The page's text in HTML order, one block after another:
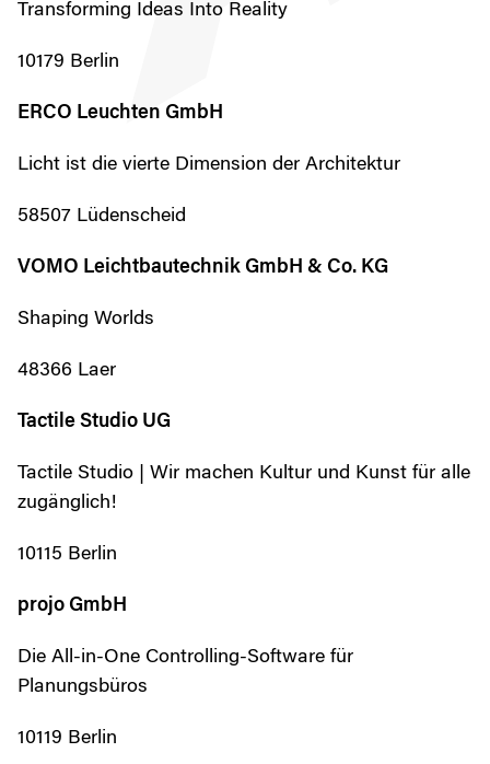
Transforming Ideas Into Reality
10179 Berlin
ERCO Leuchten GmbH
Licht ist die vierte Dimension der Architektur
58507 Lüdenscheid
VOMO Leichtbautechnik GmbH & Co. KG
Shaping Worlds
48366 Laer
Tactile Studio UG
Tactile Studio | Wir machen Kultur und Kunst für alle
zugänglich!
10115 Berlin
projo GmbH
Die All-in-One Controlling-Software für
Planungsbüros
10119 Berlin